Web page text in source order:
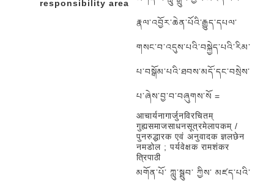
responsibility area
རྣལ་འབྱོར་ཆེན་པོའི་རྒྱུད་དཔལ་
གསང་བ་འདུས་པའི་བསྐྱེད་པའི་རིམ་
པ་བསྒོམ་པའི་ཐབས་མདོ་དང་བསྲེས་
པ་ཞེས་བྱ་བ་བཞུགས་སོ =
आचार्यनागार्जुनविरचितम्
गुह्यसमाजसाधनसूत्रमेलापकम् /
पुनरुद्धारक एवं अनुवादक ज्ञलछेन
नमडोल ; पर्यवेक्षक रामशंकर
त्रिपाठी
མགོན་པོ་ ཀླུ་སྠུབ་ ཀྱིས་ མཛད་པའི་